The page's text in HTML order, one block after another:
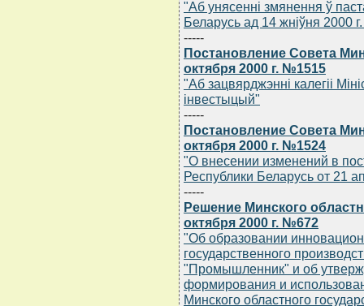
"Аб унясеннi змянення ў
Беларусь ад 14 жнiўня 2000
-----
Постановление Совета
октября 2000 г. №1515
"Аб зацвярджэннi калегii
iнвестыцый"
-----
Постановление Совета
октября 2000 г. №1524
"О внесении изменений в
Республики Беларусь от 21
-----
Решение Минского
октября 2000 г. №672
"Об образовании
государственного
"Промышленник" и об
формирования и
Минского областного